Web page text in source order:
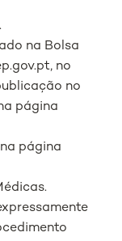
na Bolsa
no
no
página
página